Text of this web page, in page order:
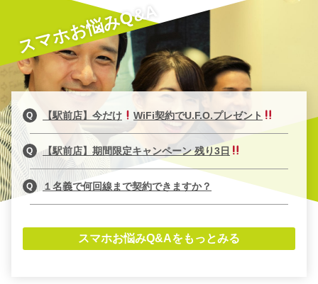
スマホお悩みQ&A
【駅前店】今だけ WiFi契約でU.F.O.プレゼント
【駅前店】期間限定キャンペーン 残り3日
１名義で何回線まで契約できますか？
スマホお悩みQ&Aをもっとみる